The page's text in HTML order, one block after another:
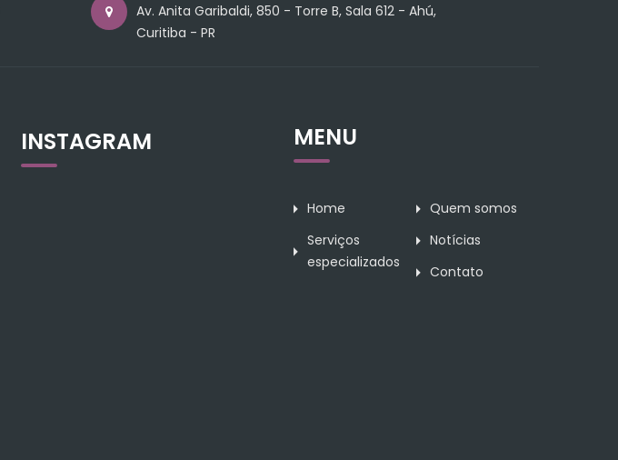
Av. Anita Garibaldi, 850 - Torre B, Sala 612 - Ahú,
Curitiba - PR
INSTAGRAM MENU
Home
Quem somos
Serviços
especializados
Notícias
Contato